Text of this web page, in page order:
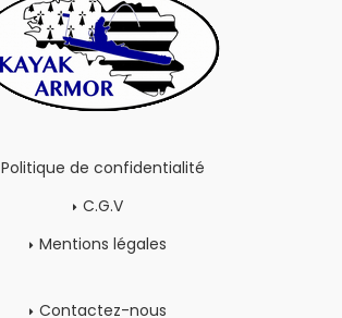
Politique de confidentialité
C.G.V
Mentions légales
Contactez-nous